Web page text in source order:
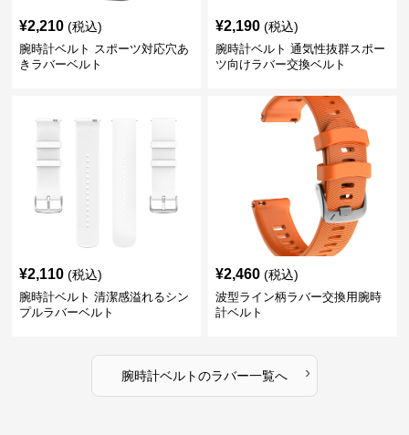
¥2,210 (税込)
腕時計ベルト スポーツ対応穴あ
きラバーベルト
¥2,190 (税込)
腕時計ベルト 通気性抜群スポー
ツ向けラバー交換ベルト
¥2,110 (税込)
腕時計ベルト 清潔感溢れるシン
プルラバーベルト
¥2,460 (税込)
波型ライン柄ラバー交換用腕時
計ベルト
腕時計ベルトのラバー一覧へ ›